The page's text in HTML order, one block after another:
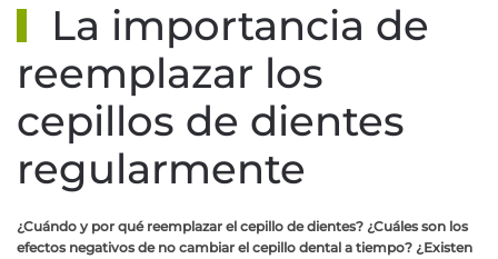
La importancia de
reemplazar los
cepillos de dientes
regularmente
¿Cuándo y por qué reemplazar el cepillo de dientes? ¿Cuáles son los
efectos negativos de no cambiar el cepillo dental a tiempo? ¿Existen